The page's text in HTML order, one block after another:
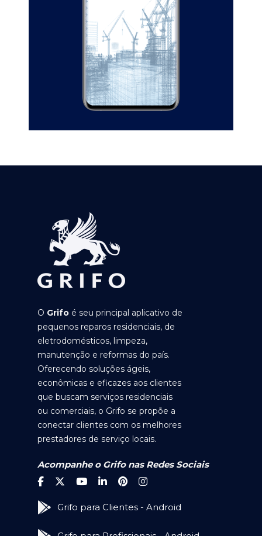
O Grifo é seu principal aplicativo de
pequenos reparos residenciais, de
eletrodomésticos, limpeza,
manutenção e reformas do país.
Oferecendo soluções ágeis,
econômicas e eficazes aos clientes
que buscam serviços residenciais
ou comerciais, o Grifo se propõe a
conectar clientes com os melhores
prestadores de serviço locais.
Acompanhe o Grifo nas Redes Sociais
Grifo para Clientes - Android